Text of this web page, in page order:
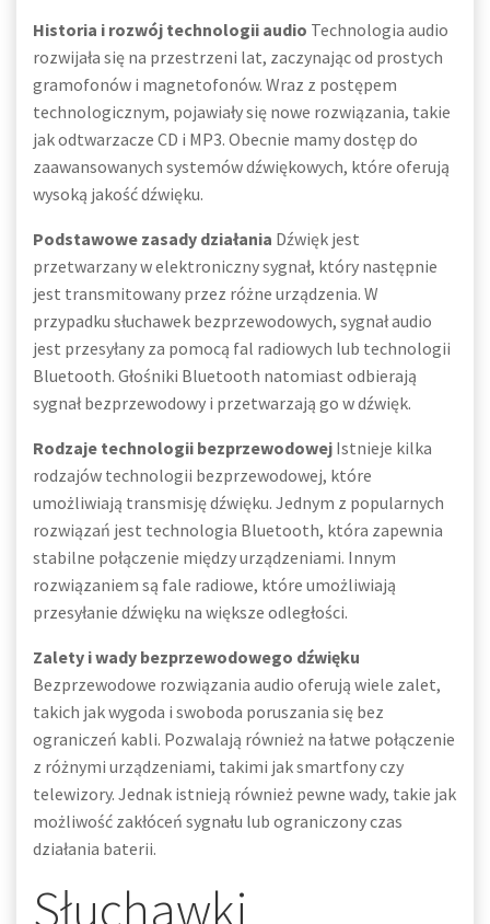
Historia i rozwój technologii audio Technologia audio
rozwijała się na przestrzeni lat, zaczynając od prostych
gramofonów i magnetofonów. Wraz z postępem
technologicznym, pojawiały się nowe rozwiązania, takie
jak odtwarzacze CD i MP3. Obecnie mamy dostęp do
zaawansowanych systemów dźwiękowych, które oferują
wysoką jakość dźwięku.
Podstawowe zasady działania Dźwięk jest
przetwarzany w elektroniczny sygnał, który następnie
jest transmitowany przez różne urządzenia. W
przypadku słuchawek bezprzewodowych, sygnał audio
jest przesyłany za pomocą fal radiowych lub technologii
Bluetooth. Głośniki Bluetooth natomiast odbierają
sygnał bezprzewodowy i przetwarzają go w dźwięk.
Rodzaje technologii bezprzewodowej Istnieje kilka
rodzajów technologii bezprzewodowej, które
umożliwiają transmisję dźwięku. Jednym z popularnych
rozwiązań jest technologia Bluetooth, która zapewnia
stabilne połączenie między urządzeniami. Innym
rozwiązaniem są fale radiowe, które umożliwiają
przesyłanie dźwięku na większe odległości.
Zalety i wady bezprzewodowego dźwięku
Bezprzewodowe rozwiązania audio oferują wiele zalet,
takich jak wygoda i swoboda poruszania się bez
ograniczeń kabli. Pozwalają również na łatwe połączenie
z różnymi urządzeniami, takimi jak smartfony czy
telewizory. Jednak istnieją również pewne wady, takie jak
możliwość zakłóceń sygnału lub ograniczony czas
działania baterii.
Słuchawki